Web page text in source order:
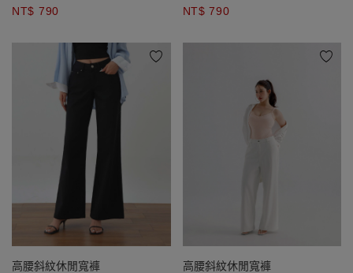
NT$ 790 NT$ 790
高腰斜紋休閒寬褲 高腰斜紋休閒寬褲